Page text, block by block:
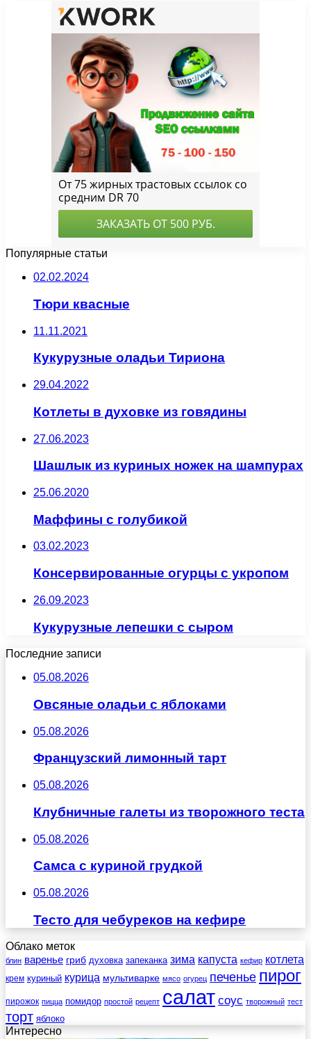
Популярные статьи
02.02.2024
Тюри квасные
11.11.2021
Кукурузные оладьи Тириона
29.04.2022
Котлеты в духовке из говядины
27.06.2023
Шашлык из куриных ножек на шампурах
25.06.2020
Маффины с голубикой
03.02.2023
Консервированные огурцы с укропом
26.09.2023
Кукурузные лепешки с сыром
Последние записи
05.08.2026
Овсяные оладьи с яблоками
05.08.2026
Французский лимонный тарт
05.08.2026
Клубничные галеты из творожного теста
05.08.2026
Самса с куриной грудкой
05.08.2026
Тесто для чебуреков на кефире
Облако меток
блин варенье гриб духовка запеканка зима капуста кефир котлета
крем куриный курица мультиварке мясо огурец печенье пирог
пирожок пицца помидор простой рецепт салат соус творожный тест
торт яблоко
Интересно